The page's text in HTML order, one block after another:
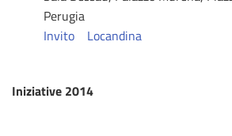
Perugia
Invito
Locandina
Iniziative 2014